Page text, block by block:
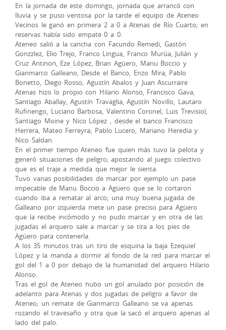
En la jornada de este domingo, jornada que arrancó con
lluvia y se puso ventosa por la tarde el equipo de Ateneo
Vecinos le ganó en primera 2 a 0 a Atenas de Río Cuarto; en
reservas había sido empate 0 a 0.
Ateneo salió a la cancha con Facundo Remedi, Gastón
Gonzzlez, Elio Trejo, Franco Lingua, Franco Murúa, Julián y
Cruz Antinori, Eze López, Brian Agüero, Manu Boccio y
Gianmarco Galleano, Desde el Banco, Enzo Mira, Pablo
Bonetto, Diego Rosso, Agustín Abalos y Juan Ascurraire
Atenas hizo lo propio con Hilario Alonso, Francisco Gava,
Santiago Aballay, Agustín Travaglia, Agustín Novillo, Lautaro
Rufinengo, Luciano Barbosa, Valentino Coronel, Luis Trevisiol,
Santiago Moine y Nico López , desde el banco Francisco
Herrera, Mateo Ferreyra; Pablo Lucero, Mariano Heredia y
Nico Saldan.
En el primer tiempo Ateneo fue quien más tuvo la pelota y
generó situaciones de peligro; apostando al juego colectivo
que es el traje a medida que mejor le sienta.
Tuvo varias posibilidades de marcar por ejemplo un pase
impecable de Manu Boccio a Agüero que se lo cortaron
cuando iba a rematar al arco; una muy buena jugada de
Galleano por izquierda mete un pase preciso para Agüero
que la recibe incómodo y no pudo marcar y en otra de las
jugadas el arquero sale a marcar y se tira a los pies de
Agüero para contenerla.
A los 35 minutos tras un tiro de esquina la baja Ezequiel
López y la manda a dormir al fondo de la red para marcar el
gol del 1 a 0 por debajo de la humanidad del arquero Hilario
Alonso.
Tras el gol de Ateneo hubo un gol anulado por posición de
adelanto para Atenas y dos jugadas de peligro a favor de
Ateneo; un remate de Gianmarco Galleano se va apenas
rozando el travesaño y otra que la sacó el arquero apenas al
lado del palo.